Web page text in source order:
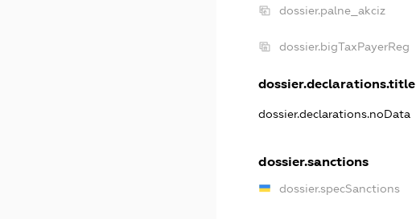
dossier.palne_akciz
dossier.bigTaxPayerReg
dossier.declarations.title
dossier.declarations.noData
dossier.sanctions
dossier.specSanctions